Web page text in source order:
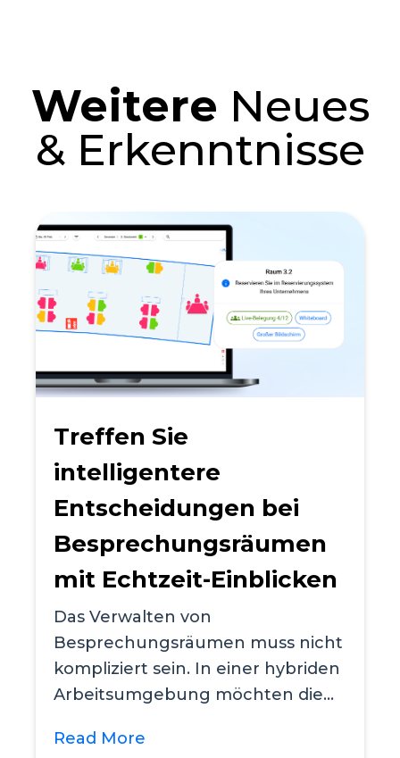
Weitere Neues
& Erkenntnisse
Treffen Sie
intelligentere
Entscheidungen bei
Besprechungsräumen
mit Echtzeit-Einblicken
Das Verwalten von
Besprechungsräumen muss nicht
kompliziert sein. In einer hybriden
Arbeitsumgebung möchten die
welcher...
Read More